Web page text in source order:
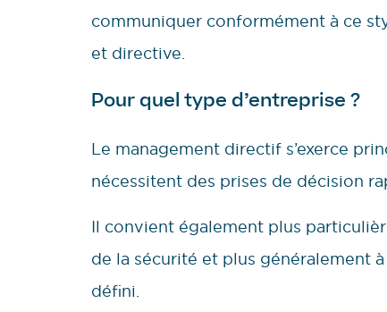
communiquer conformément à ce
et directive.
Pour quel type d’entreprise ?
Le management directif s’exerce
nécessitent des prises de décision
Il convient également plus
de la sécurité et plus généralement
défini.